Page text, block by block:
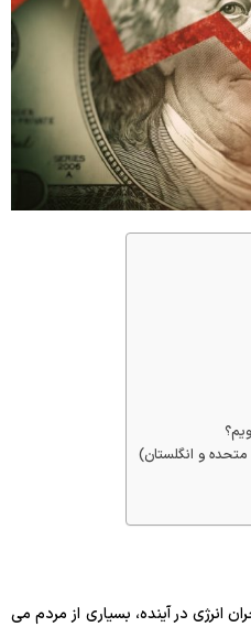
متحده و انگلستان)
انرژی در آینده، بسیاری از مردم می